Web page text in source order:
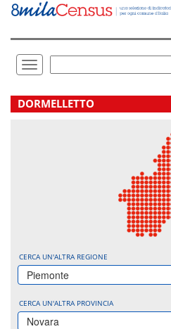
Vai
direttamente
Toggle
navigation
.
DORMELLETTO
CERCA UN'ALTRA REGIONE
Piemonte
CERCA UN'ALTRA PROVINCIA
Novara